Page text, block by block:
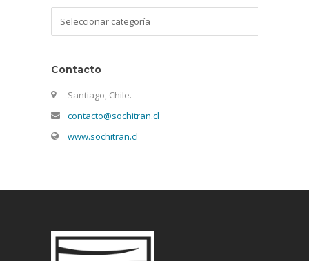
Contacto
Santiago, Chile.
contacto@sochitran.cl
www.sochitran.cl